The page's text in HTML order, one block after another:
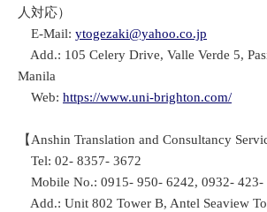
人対応）
E-Mail: ytogezaki@yahoo.co.jp
Add.: 105 Celery Drive, Valle Verde 5,
Manila
Web: https://www.uni-brighton.com/
【Anshin Translation and Consultancy
Tel: 02- 8357- 3672
Mobile No.: 0915- 950- 6242, 0932- 423-
Add.: Unit 802 Tower B, Antel Seaview